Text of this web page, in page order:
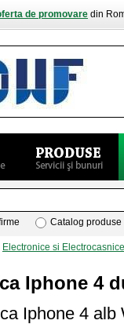
de promovare din
Catalog produse
Electronice si Electrocasnice
Iphone 4
Iphone 4 alb